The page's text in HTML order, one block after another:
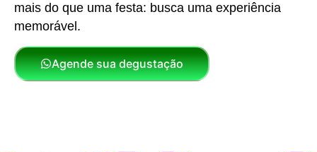
mais do que uma festa: busca uma experiência
memorável.
Agende sua degustação